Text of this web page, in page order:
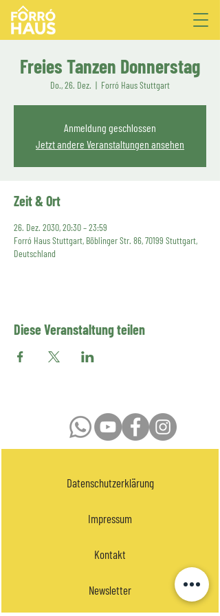
Freies Tanzen Donnerstag
Do., 26. Dez.
  |
Forró Haus Stuttgart
Anmeldung geschlossen
Jetzt andere Veranstaltungen ansehen
Zeit & Ort
26. Dez. 2030, 20:30 – 23:59
Forró Haus Stuttgart, Böblinger Str. 86, 70199 Stuttgart,
Deutschland
Diese Veranstaltung teilen
Datenschutzerklärung
Impressum
Kontakt
Newsletter